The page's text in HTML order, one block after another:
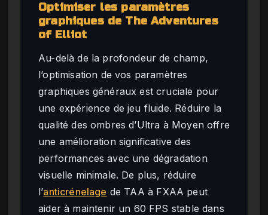
Optimiser les paramètres
graphiques de The Adventures
of Elliot
Au-delà de la profondeur de champ,
l’optimisation de vos paramètres
graphiques généraux est cruciale pour
une expérience de jeu fluide. Réduire la
qualité des ombres d’Ultra à Moyen offre
une amélioration significative des
performances avec une dégradation
visuelle minimale. De plus, réduire
l’anticrénelage de TAA à FXAA peut
aider à maintenir un 60 FPS stable dans